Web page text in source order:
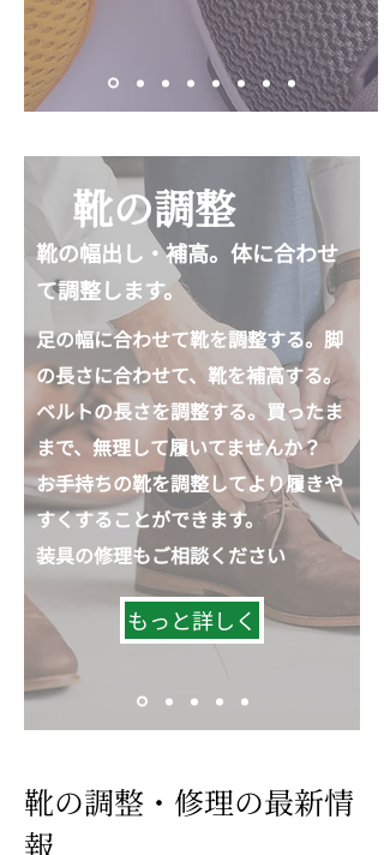
靴の調整
靴の幅出し・補高。体に合わせ
て調整します。
足の幅に合わせて靴を調整する。脚
の長さに合わせて、靴を補高する。
ベルトの長さを調整する。買ったま
まで、無理して履いてませんか？
お手持ちの靴を調整してより履きや
すくすることができます。
​装具の修理もご相談ください
もっと詳しく
靴の調整・修理の最新情
報